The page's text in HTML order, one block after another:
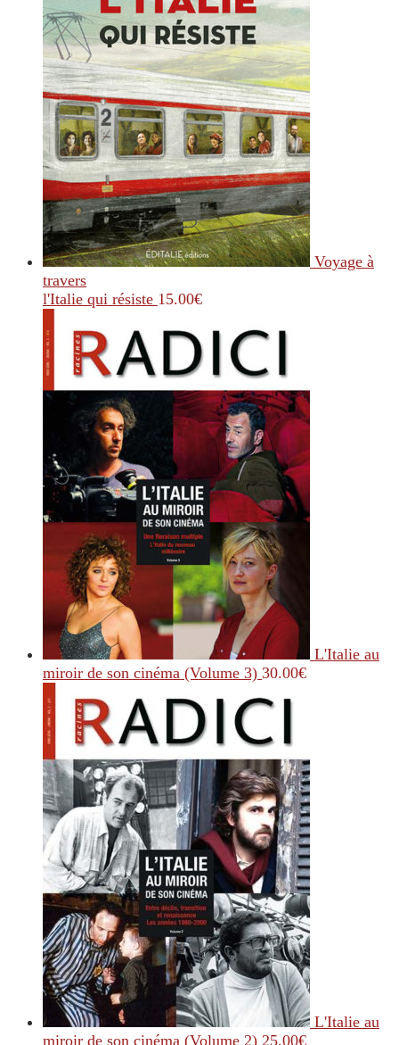
Voyage à
travers
l'Italie qui résiste 15.00€
L'Italie au
miroir de son cinéma (Volume 3) 30.00€
L'Italie au
miroir de son cinéma (Volume 2) 25.00€